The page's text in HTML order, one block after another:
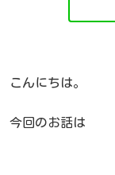
こんにちは。
今回のお話は